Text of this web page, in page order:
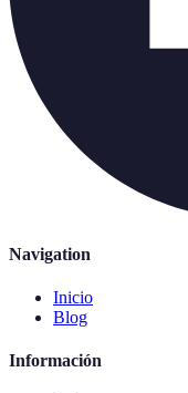
Navigation
Inicio
Blog
Información